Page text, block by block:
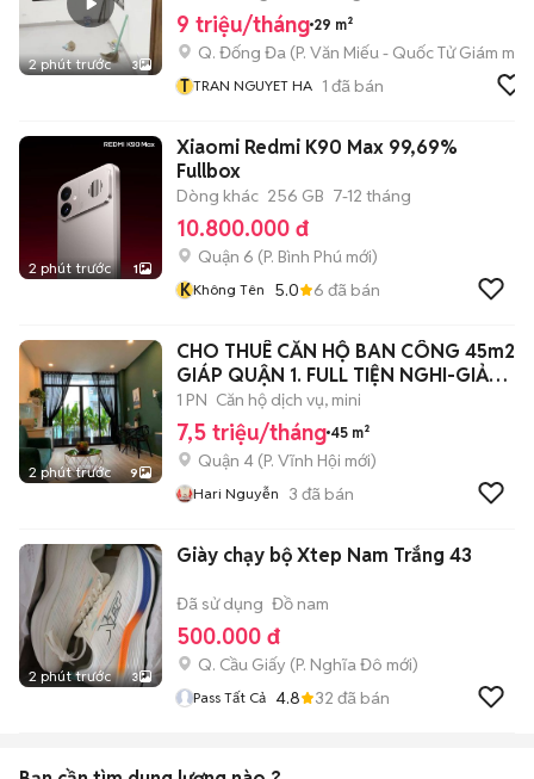
2 phút trước 3
9 triệu/tháng 29 m²
Q. Đống Đa (P. Văn Miếu - Quốc Tử Giám mới)
T TRAN NGUYET HA 1 đã bán
2 phút trước 1
Xiaomi Redmi K90 Max 99,69%
Fullbox
Dòng khác 256 GB 7-12 tháng
10.800.000 đ
Quận 6 (P. Bình Phú mới)
KKhông Tên 5.0 6 đã bán
2 phút trước 9
CHO THUÊ CĂN HỘ BAN CÔNG 45m2
GIÁP QUẬN 1. FULL TIỆN NGHI-GIẢM
500k/Th
1 PN Căn hộ dịch vụ, mini
7,5 triệu/tháng 45 m²
Quận 4 (P. Vĩnh Hội mới)
Hari Nguyễn 3 đã bán
2 phút trước 3
Giày chạy bộ Xtep Nam Trắng 43
Đã sử dụng Đồ nam
500.000 đ
Q. Cầu Giấy (P. Nghĩa Đô mới)
Pass Tất Cả 4.8 32 đã bán